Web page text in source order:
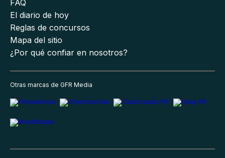
FAQ
El diario de hoy
Reglas de concursos
Mapa del sitio
¿Por qué confiar en nosotros?
Otras marcas de GFR Media